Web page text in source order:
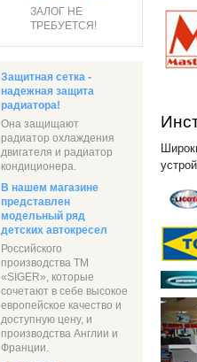
ЗАЛОГ НЕ
ТРЕБУЕТСЯ!
Защитная сетка -
надежная защита
радиатора!
Она защищают
радиатор охлаждения
двигателя и радиатор
кондиционера.
В нашем магазине
представлен
модельный ряд
детских автокресел
Российского
производства ТМ
«SIGER», которые
сочетают в себе высокое
европейское качество и
доступную цену, и
производства Англии и
Франции.